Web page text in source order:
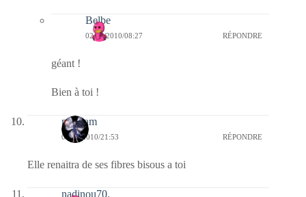
Belbe
02/12/2010/08:27 RÉPONDRE
géant !
Bien à toi !
magsam
01/12/2010/21:53 RÉPONDRE
Elle renaitra de ses fibres bisous a toi
nadinou70.